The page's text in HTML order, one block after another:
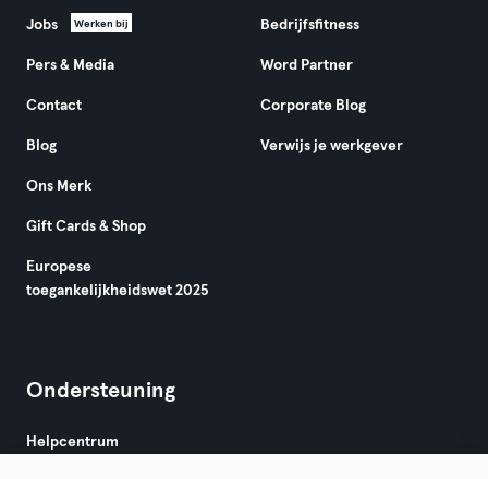
Jobs Werken bij
Pers & Media
Contact
Blog
Ons Merk
Gift Cards & Shop
Europese
toegankelijkheidswet 2025
Bedrijfsfitness
Word Partner
Corporate Blog
Verwijs je werkgever
Ondersteuning
Helpcentrum